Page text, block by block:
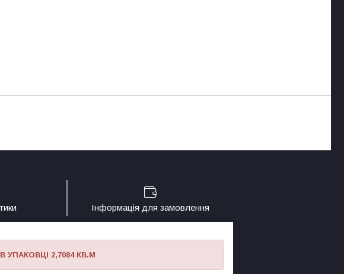
Інформація для замовлення
2,7084 КВ.М